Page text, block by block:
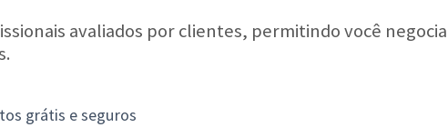
avaliados por clientes, permitindo você
grátis e seguros